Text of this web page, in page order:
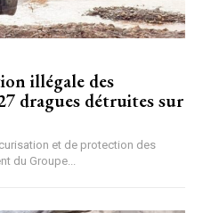
illégale des
dragues détruites sur
et de protection des
du Groupe...